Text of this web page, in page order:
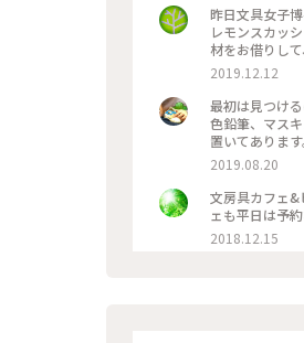
昨日文具女子
レモンスカッ
2019.12.12
最初は見つけ
色鉛筆、マス
置いてありま
もちろん本も
房具も一緒な
都内 #文房具
2019.08.20
文房具カフェ&
2018.12.15